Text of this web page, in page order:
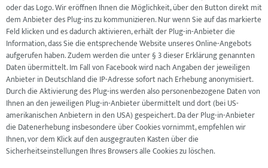
oder das Logo. Wir eröffnen Ihnen die Möglichkeit, über den Button direkt mit
dem Anbieter des Plug-ins zu kommunizieren. Nur wenn Sie auf das markierte
Feld klicken und es dadurch aktivieren, erhält der Plug-in-Anbieter die
Information, dass Sie die entsprechende Website unseres Online-Angebots
aufgerufen haben. Zudem werden die unter § 3 dieser Erklärung genannten
Daten übermittelt. Im Fall von Facebook wird nach Angaben der jeweiligen
Anbieter in Deutschland die IP-Adresse sofort nach Erhebung anonymisiert.
Durch die Aktivierung des Plug-ins werden also personenbezogene Daten von
Ihnen an den jeweiligen Plug-in-Anbieter übermittelt und dort (bei US-
amerikanischen Anbietern in den USA) gespeichert. Da der Plug-in-Anbieter
die Datenerhebung insbesondere über Cookies vornimmt, empfehlen wir
Ihnen, vor dem Klick auf den ausgegrauten Kasten über die
Sicherheitseinstellungen Ihres Browsers alle Cookies zu löschen.